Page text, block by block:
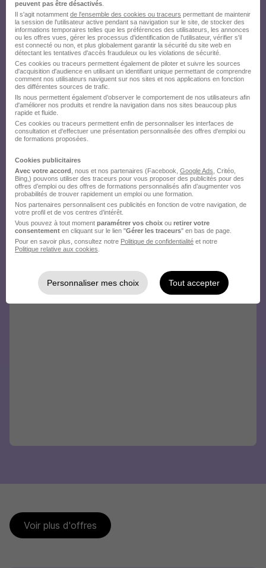
Créez votre compte Hellowork et
envoyez votre candidature !
Voir plus d'offres
peuvent pas être désactivés
Il s'agit notamment de l'ensemble des cookies ou traceurs permettant de maintenir
la session de l'utilisateur active pendant sa navigation sur le site, de stocker des
informations temporaires telles que les préférences des utilisateurs, les annonces
ou les offres vues, gérer les processus d'identification de l'utilisateur, vérifier s'il
est connecté ou non, et plus globalement garantir la sécurité du site web en
détectant les tentatives d'accès frauduleux ou les violations de sécurité.
Ces cookies ou traceurs permettent également de piloter et suivre les sources
d'acquisition d'audience en utilisant un identifiant unique permettant de comprendre
comment nos utilisateurs naviguent sur nos sites et nos applications en fonction
des différentes sources de trafic.
Ils nous permettent également d’observer le comportement de nos utilisateurs afin
d'améliorer nos produits et rendre la navigation dans nos sites beaucoup plus
rapide et fluide.
Ces cookies ou traceurs permettent enfin de personnaliser les interfaces de
consultation et d'effectuer une présentation personnalisée des offres d'emploi ou
de formations proposées.
Cookies publicitaires
Avec votre accord , nous et nos partenaires (Facebook, Google Ads , Critéo,
Bing,) pouvons utiliser des traceurs pour vous proposer des publicités pour des
offres d’emploi ou des offres de formations personnalisés afin d’augmenter vos
probabilités de trouver rapidement un emploi ou une formation.
Nos partenaires personnalisent ces publicités en fonction de votre navigation, de
votre profil et de vos centres d’intérêt.
Vous pouvez à tout moment paramétrer vos choix ou retirer votre
consentement en cliquant sur le lien "Gérer les traceurs" en bas de page.
Pour en savoir plus, consultez notre Politique de confidentialité et notre
Politique relative aux cookies
Personnaliser mes choix Tout accepter